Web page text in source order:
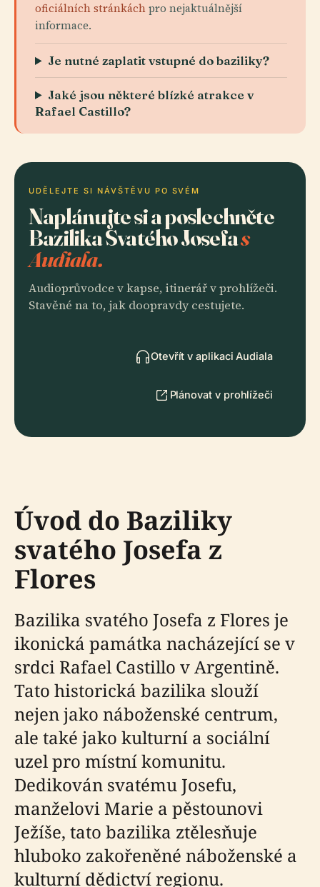
oficiálních stránkáchpro nejaktuálnější
informace.
Je nutné zaplatit vstupné do baziliky?
Jaké jsou některé blízké atrakce v
Rafael Castillo?
UDĚLEJTE SI NÁVŠTĚVU PO SVÉM
Naplánujte si a poslechněte
Bazilika Svatého Josefas
Audiala.
Audioprůvodce v kapse, itinerář v prohlížeči.
Stavěné na to, jak doopravdy cestujete.
Otevřít v aplikaci Audiala
Plánovat v prohlížeči
Úvod do Baziliky
svatého Josefa z
Flores
Bazilika svatého Josefa z Flores je
ikonická památka nacházející se v
srdci Rafael Castillo v Argentině.
Tato historická bazilika slouží
nejen jako náboženské centrum,
ale také jako kulturní a sociální
uzel pro místní komunitu.
Dedikován svatému Josefu,
manželovi Marie a pěstounovi
Ježíše, tato bazilika ztělesňuje
hluboko zakořeněné náboženské a
kulturní dědictví regionu.